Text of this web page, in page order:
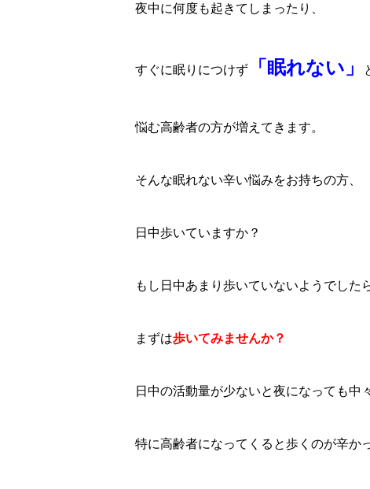
夜中に何度も起きてしまったり、
すぐに眠りにつけず 「眠れない」
悩む高齢者の方が増えてきます。
そんな眠れない辛い悩みをお持ちの方、
日中歩いていますか？
もし日中あまり歩いていないようでした
まずは歩いてみませんか？
日中の活動量が少ないと夜になっても中
特に高齢者になってくると歩くのが辛か